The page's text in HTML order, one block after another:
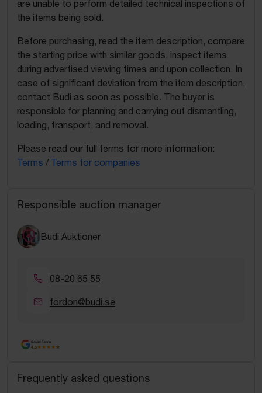
are unable to perform detailed technical inspections of
the items being sold.
Before purchasing, read the item description, compare
the starting price with similar goods, inspect items
during advertised viewing times and upon collection. In
case of significant deviation from the item description,
contact Budi as soon as possible. The buyer is
responsible for planning and carrying out dismantling,
loading, transport, and removal.
Please read our full terms for more information:
Terms / Terms for companies
Responsible auction manager
Budi Auktioner
08-20 65 55
fordon@budi.se
Google Rating
4.5
Frequently asked questions